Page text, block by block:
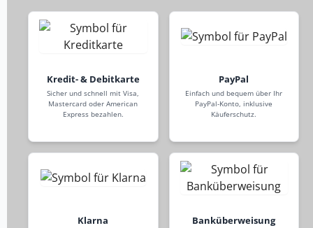
Kredit- & Debitkarte
Sicher und schnell mit Visa,
Mastercard oder American
Express bezahlen.
PayPal
Einfach und bequem über Ihr
PayPal-Konto, inklusive
Käuferschutz.
Klarna Banküberweisung